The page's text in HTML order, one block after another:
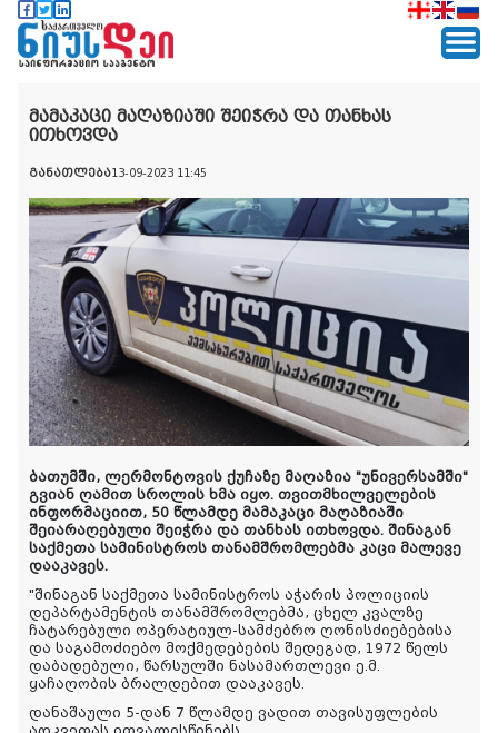
მამაკაცი მაღაზიაში შეიჭრა და თანხას
ითხოვდა
განათლება13-09-2023 11:45
ბათუმში, ლერმონტოვის ქუჩაზე მაღაზია "უნივერსამში"
გვიან ღამით სროლის ხმა იყო. თვითმხილველების
ინფორმაციით, 50 წლამდე მამაკაცი მაღაზიაში
შეიარაღებული შეიჭრა და თანხას ითხოვდა. შინაგან
საქმეთა სამინისტროს თანამშრომლებმა კაცი მალევე
დააკავეს.
"შინაგან საქმეთა სამინისტროს აჭარის პოლიციის
დეპარტამენტის თანამშრომლებმა, ცხელ კვალზე
ჩატარებული ოპერატიულ-სამძებრო ღონისძიებებისა
და საგამოძიებო მოქმედებების შედეგად, 1972 წელს
დაბადებული, წარსულში ნასამართლევი ე.მ.
ყაჩაღობის ბრალდებით დააკავეს.
დანაშაული 5-დან 7 წლამდე ვადით თავისუფლების